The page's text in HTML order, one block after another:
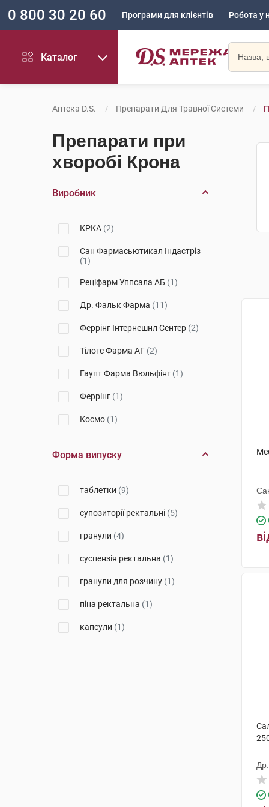
0 800 30 20 60 Програми для клієнтів Робота у
Каталог
Аптека D.S. Препарати Для Травної Системи
Препарати при
хворобі Крона
Виробник
КРКА (2)
Сан Фармасьютикал Індастріз
(1)
Реціфарм Уппсала АБ (1)
Др. Фальк Фарма (11)
Феррінг Інтернешнл Сентер (2)
Тілотс Фарма АГ (2)
Гаупт Фарма Вюльфінг (1)
Феррінг (1)
Космо (1)
Форма випуску
таблетки (9)
супозиторії ректальні (5)
гранули (4)
суспензія ректальна (1)
гранули для розчину (1)
піна ректальна (1)
капсули (1)